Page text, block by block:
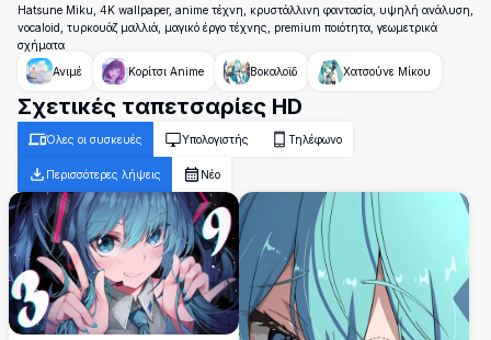
Hatsune Miku, 4K wallpaper, anime τέχνη, κρυστάλλινη φαντασία, υψηλή ανάλυση,
vocaloid, τυρκουάζ μαλλιά, μαγικό έργο τέχνης, premium ποιότητα, γεωμετρικά
σχήματα
Ανιμέ
Κορίτσι Anime Βοκαλοϊδ Χατσούνε Μίκου
Σχετικές ταπετσαρίες HD
Όλες οι συσκευές Υπολογιστής Τηλέφωνο
Περισσότερες λήψεις Νέο